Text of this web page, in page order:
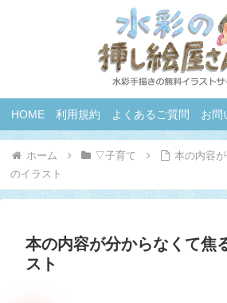
HOME 利用規約 よくあるご質問 お問
ホーム ▽子育て
本の内容
のイラスト
本の内容が分からなくて焦
スト